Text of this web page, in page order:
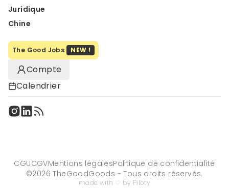
Juridique
Chine
The Good Jobs NEW !
Compte
Calendrier
CGUCGVMentions légalesPolitique de confidentialité
©2026 TheGoodGoods - Tous droits réservés.
made with ♡ by Piloty